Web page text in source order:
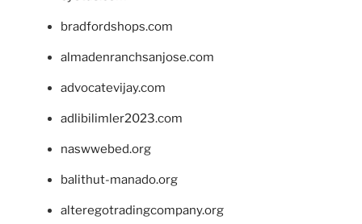
bradfordshops.com
almadenranchsanjose.com
advocatevijay.com
adlibilimler2023.com
naswwebed.org
balithut-manado.org
alteregotradingcompany.org